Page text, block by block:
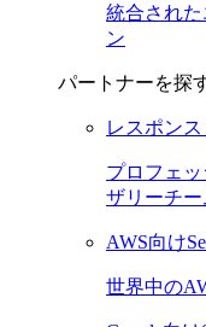
統合され
ン
パートナーを探
レスポン
プロフェ
ザリーチ
AWS向け
世界中の